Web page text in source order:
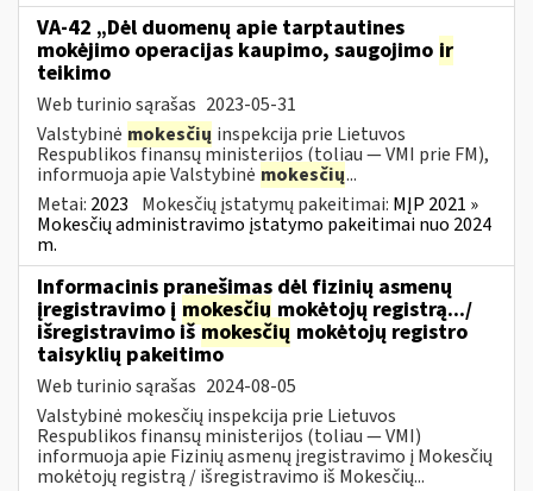
VA-42 „Dėl duomenų apie tarptautines
mokėjimo operacijas kaupimo, saugojimo ir
teikimo
Web turinio sąrašas 2023-05-31
Valstybinė mokesčių inspekcija prie Lietuvos
Respublikos finansų ministerijos (toliau ― VMI prie FM),
informuoja apie Valstybinė mokesčių...
Metai: 2023 Mokesčių įstatymų pakeitimai: MĮP 2021 »
Mokesčių administravimo įstatymo pakeitimai nuo 2024
m.
Informacinis pranešimas dėl fizinių asmenų
įregistravimo į mokesčių mokėtojų registrą.../
išregistravimo išmokesčių mokėtojų registro
taisyklių pakeitimo
Web turinio sąrašas 2024-08-05
Valstybinė mokesčių inspekcija prie Lietuvos
Respublikos finansų ministerijos (toliau — VMI)
informuoja apie Fizinių asmenų įregistravimo į Mokesčių
mokėtojų registrą / išregistravimo iš Mokesčių...